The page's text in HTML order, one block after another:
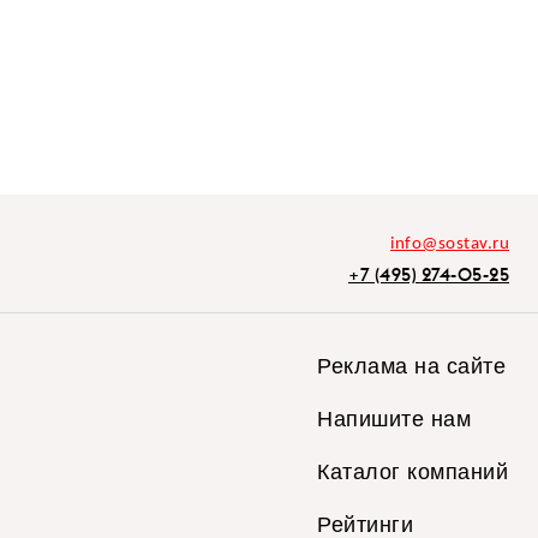
info@sostav.ru
+7 (495) 274-05-25
Реклама на сайте
Напишите нам
Каталог компаний
Рейтинги